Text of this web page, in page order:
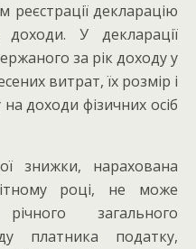
реєстрації декларацію
У декларації
за рік доходу у
витрат, їх розмір і
доходи фізичних осіб
знижки, нарахована
році, не може
загального
платника податку,